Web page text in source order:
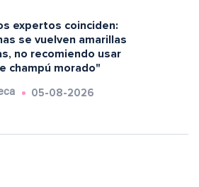
expertos coinciden:
se vuelven amarillas
no recomiendo usar
champú morado"
05-08-2026